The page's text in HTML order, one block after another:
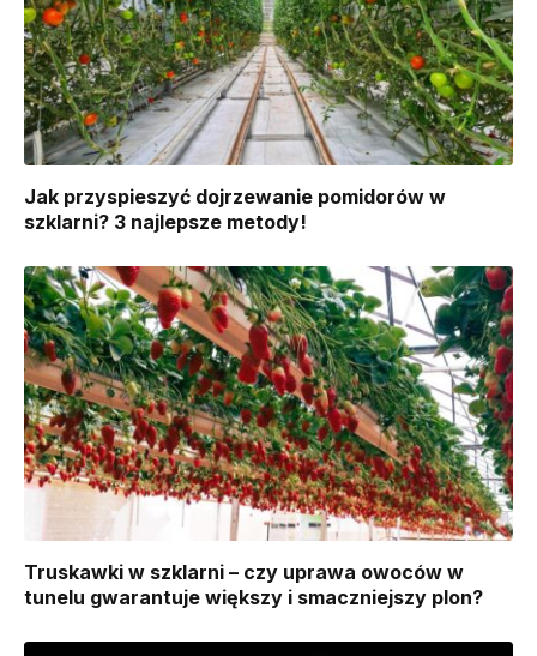
Jak przyspieszyć dojrzewanie pomidorów w
szklarni? 3 najlepsze metody!
Truskawki w szklarni – czy uprawa owoców w
tunelu gwarantuje większy i smaczniejszy plon?